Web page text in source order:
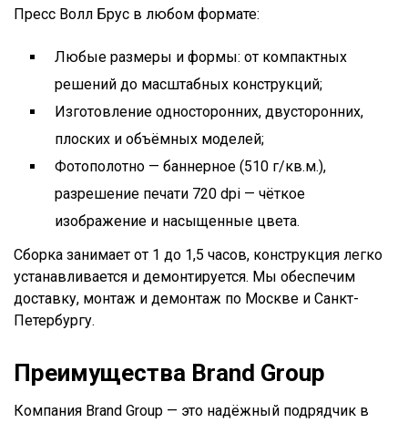
Пресс Волл Брус в любом формате:
Любые размеры и формы: от компактных
решений до масштабных конструкций;
Изготовление односторонних, двусторонних,
плоских и объёмных моделей;
Фотополотно — баннерное (510 г/кв.м.),
разрешение печати 720 dpi — чёткое
изображение и насыщенные цвета.
Сборка занимает от 1 до 1,5 часов, конструкция легко
устанавливается и демонтируется. Мы обеспечим
доставку, монтаж и демонтаж по Москве и Санкт-
Петербургу.
Преимущества Brand Group
Компания Brand Group — это надёжный подрядчик в